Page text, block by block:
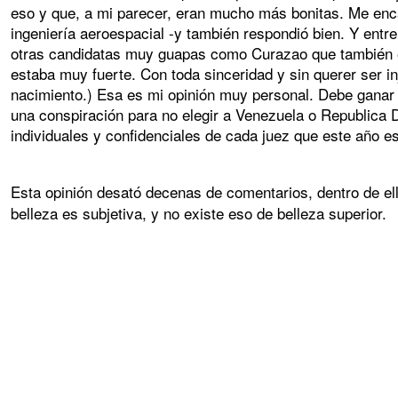
eso y que, a mi parecer, eran mucho más bonitas. Me
ingeniería aeroespacial -y también respondió bien. Y
otras candidatas muy guapas como Curazao que
estaba muy fuerte. Con toda sinceridad y sin querer ser
nacimiento.) Esa es mi opinión muy personal. Debe
una conspiración para no elegir a Venezuela o
individuales y confidenciales de cada juez que este año
Esta opinión desató decenas de comentarios, dentro de
belleza es subjetiva, y no existe eso de belleza superior.